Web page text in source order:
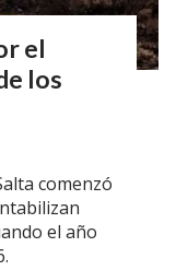
el
los
comenzó
el año